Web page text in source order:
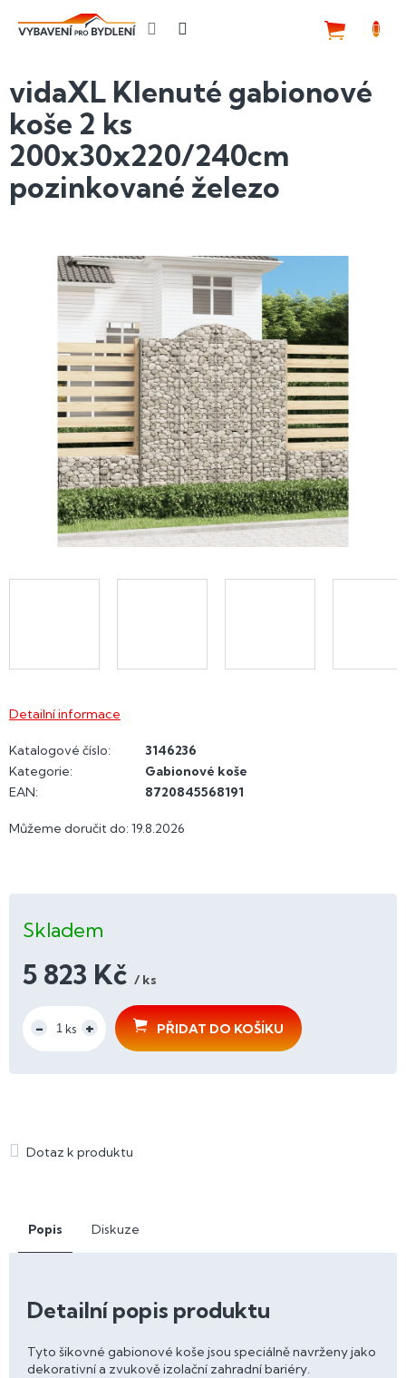
vidaXL Klenuté gabionové
koše 2 ks
200x30x220/240cm
pozinkované železo
Můžeme doručit do: 19.8.2026
Skladem
5 823 Kč / ks
cena:
PŘIDAT DO KOŠÍKU
Detailní informace
Katalogové číslo:
3146236
Kategorie:
Gabionové koše
EAN: 8720845568191
Popis Diskuze
Detailní popis produktu
Tyto šikovné gabionové koše jsou speciálně navrženy jako
dekorativní a zvukově izolační zahradní bariéry.